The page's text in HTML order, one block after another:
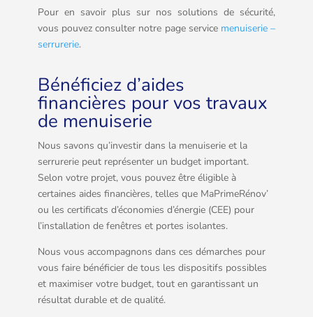
Pour en savoir plus sur nos solutions de sécurité,
vous pouvez consulter notre page service menuiserie –
serrurerie.
Bénéficiez d’aides
financières pour vos travaux
de menuiserie
Nous savons qu’investir dans la menuiserie et la
serrurerie peut représenter un budget important.
Selon votre projet, vous pouvez être éligible à
certaines aides financières, telles que MaPrimeRénov’
ou les certificats d’économies d’énergie (CEE) pour
l’installation de fenêtres et portes isolantes.
Nous vous accompagnons dans ces démarches pour
vous faire bénéficier de tous les dispositifs possibles
et maximiser votre budget, tout en garantissant un
résultat durable et de qualité.